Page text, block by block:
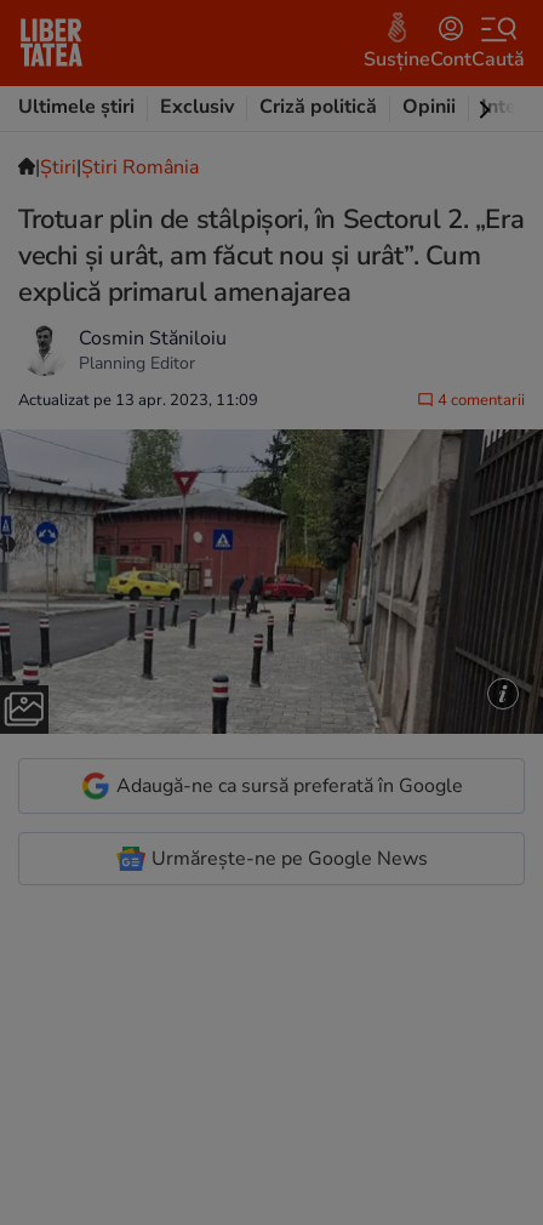
SusțineContCaută
Ultimele știri
Exclusiv Criză politică Opinii
|Ştiri|Știri România
Trotuar plin de stâlpișori, în Sectorul 2. „Era
vechi și urât, am făcut nou și urât”. Cum
explică primarul amenajarea
Cosmin Stăniloiu
Planning Editor
Actualizat pe 13 apr. 2023, 11:09 4 comentarii
Adaugă-ne ca sursă preferată în Google
Urmărește-ne pe Google News